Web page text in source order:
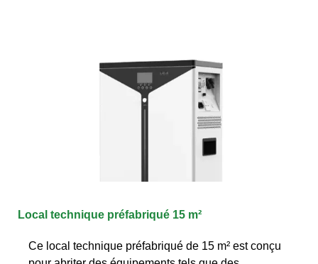
Local technique préfabriqué 15 m²
Ce local technique préfabriqué de 15 m² est conçu